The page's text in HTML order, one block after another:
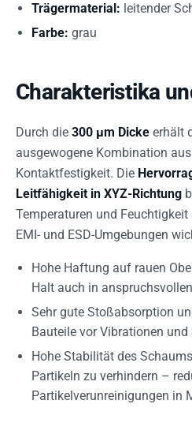
Trägermaterial: leitender
Farbe: grau
Charakteristika
Durch die 300 µm Dicke erhält
ausgewogene Kombination
Kontaktfestigkeit. Die
Leitfähigkeit in XYZ-Richtung
Temperaturen und
EMI- und ESD-Umgebungen
Hohe Haftung auf rauen
Halt auch in
Sehr gute Stoßabsorption
Bauteile vor Vibrationen und
Hohe Stabilität des
Partikeln zu verhindern –
Partikelverunreinigungen in